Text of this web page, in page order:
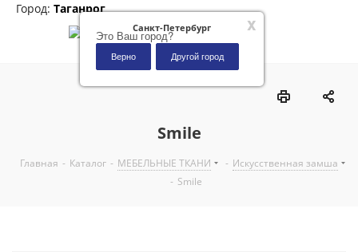
x
Санкт-Петербург
Это Ваш город?
Верно Другой город
Город: Таганрог
Smile
Главная - Каталог - МЕБЕЛЬНЫЕ ТКАНИ - Искусственная замша
- Smile